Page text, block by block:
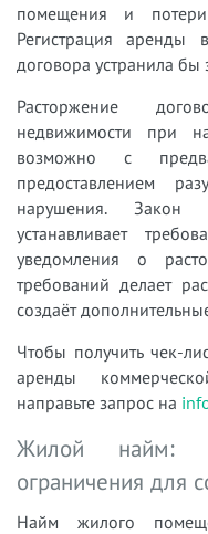
помещения и потери
Регистрация аренды
договора устранила бы
Расторжение
недвижимости при
возможно с
предоставлением
нарушения. Закон
устанавливает
уведомления о
требований делает
создаёт
Чтобы получить чек-
аренды
направьте запрос на
Жилой найм:
ограничения для
Найм жилого